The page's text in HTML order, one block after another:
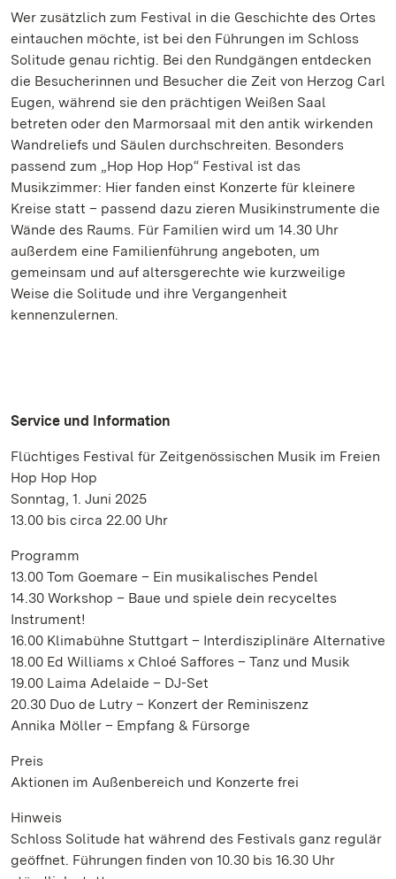
Wer zusätzlich zum Festival in die Geschichte des Ortes
eintauchen möchte, ist bei den Führungen im Schloss
Solitude genau richtig. Bei den Rundgängen entdecken
die Besucherinnen und Besucher die Zeit von Herzog Carl
Eugen, während sie den prächtigen Weißen Saal
betreten oder den Marmorsaal mit den antik wirkenden
Wandreliefs und Säulen durchschreiten. Besonders
passend zum „Hop Hop Hop“ Festival ist das
Musikzimmer: Hier fanden einst Konzerte für kleinere
Kreise statt – passend dazu zieren Musikinstrumente die
Wände des Raums. Für Familien wird um 14.30 Uhr
außerdem eine Familienführung angeboten, um
gemeinsam und auf altersgerechte wie kurzweilige
Weise die Solitude und ihre Vergangenheit
kennenzulernen.
Service und Information
Flüchtiges Festival für Zeitgenössischen Musik im Freien
Hop Hop Hop
Sonntag, 1. Juni 2025
13.00 bis circa 22.00 Uhr
Programm
13.00 Tom Goemare – Ein musikalisches Pendel
14.30 Workshop – Baue und spiele dein recyceltes
Instrument!
16.00 Klimabühne Stuttgart – Interdisziplinäre Alternative
18.00 Ed Williams x Chloé Saffores – Tanz und Musik
19.00 Laima Adelaide – DJ-Set
20.30 Duo de Lutry – Konzert der Reminiszenz
Annika Möller – Empfang & Fürsorge
Preis
Aktionen im Außenbereich und Konzerte frei
Hinweis
Schloss Solitude hat während des Festivals ganz regulär
geöffnet. Führungen finden von 10.30 bis 16.30 Uhr